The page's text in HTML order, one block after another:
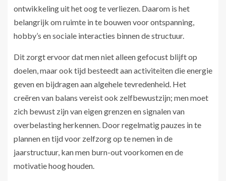
ontwikkeling uit het oog te verliezen. Daarom is het
belangrijk om ruimte in te bouwen voor ontspanning,
hobby’s en sociale interacties binnen de structuur.
Dit zorgt ervoor dat men niet alleen gefocust blijft op
doelen, maar ook tijd besteedt aan activiteiten die energie
geven en bijdragen aan algehele tevredenheid. Het
creëren van balans vereist ook zelfbewustzijn; men moet
zich bewust zijn van eigen grenzen en signalen van
overbelasting herkennen. Door regelmatig pauzes in te
plannen en tijd voor zelfzorg op te nemen in de
jaarstructuur, kan men burn-out voorkomen en de
motivatie hoog houden.